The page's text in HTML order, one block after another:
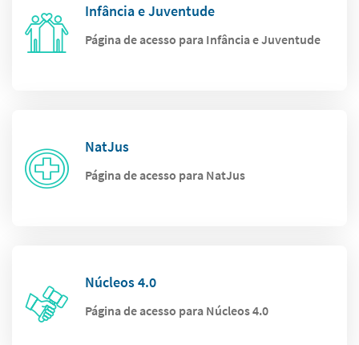
Infância e Juventude
Página de acesso para Infância e Juventude
NatJus
Página de acesso para NatJus
Núcleos 4.0
Página de acesso para Núcleos 4.0